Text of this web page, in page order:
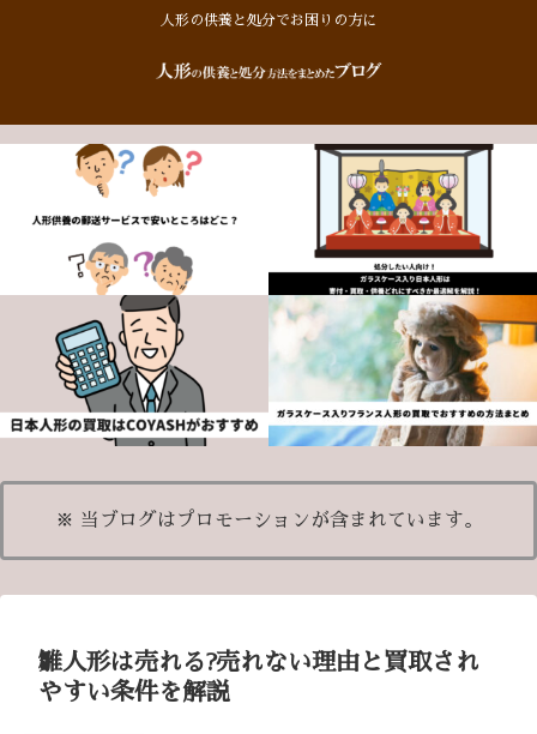
人形の供養と処分でお困りの方に
※ 当ブログはプロモーションが含まれています。
雛人形は売れる?売れない理由と買取され
やすい条件を解説